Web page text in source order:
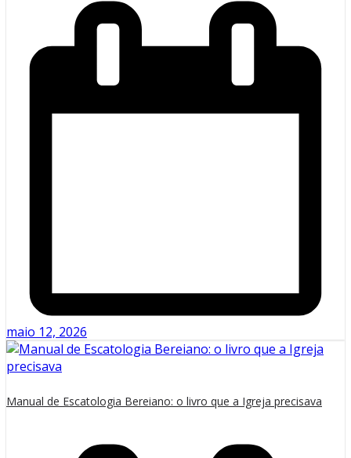
maio 12, 2026
Manual de Escatologia Bereiano: o livro que a Igreja precisava